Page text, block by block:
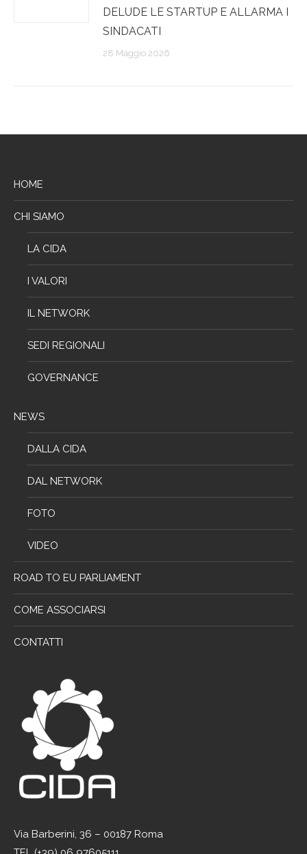
DELUDE LE STARTUP E ALLARMA I
SINDACATI
28 Maggio 2026
HOME
CHI SIAMO
LA CIDA
I VALORI
IL NETWORK
SEDI REGIONALI
GOVERNANCE
NEWS
DALLA CIDA
DAL NETWORK
FOTO
VIDEO
ROAD TO EU PARLIAMENT
COME ASSOCIARSI
CONTATTI
Via Barberini, 36 – 00187 Roma